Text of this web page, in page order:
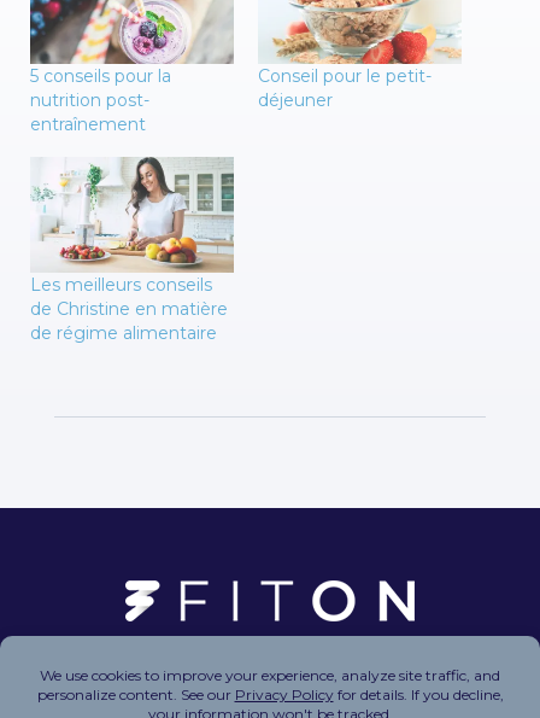
5 conseils pour la
nutrition post-
entraînement
Conseil pour le petit-
déjeuner
Les meilleurs conseils
de Christine en matière
de régime alimentaire